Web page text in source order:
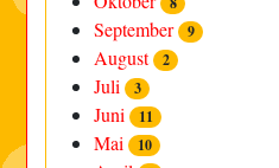
September 9
August 2
Juli 3
Juni 11
Mai 10